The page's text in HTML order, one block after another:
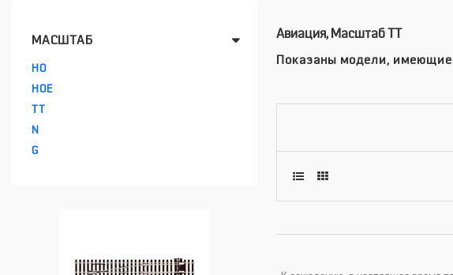
МАСШТАБ
HO
HOE
TT
N
G
Авиация, Масштаб TT
Показаны модели,